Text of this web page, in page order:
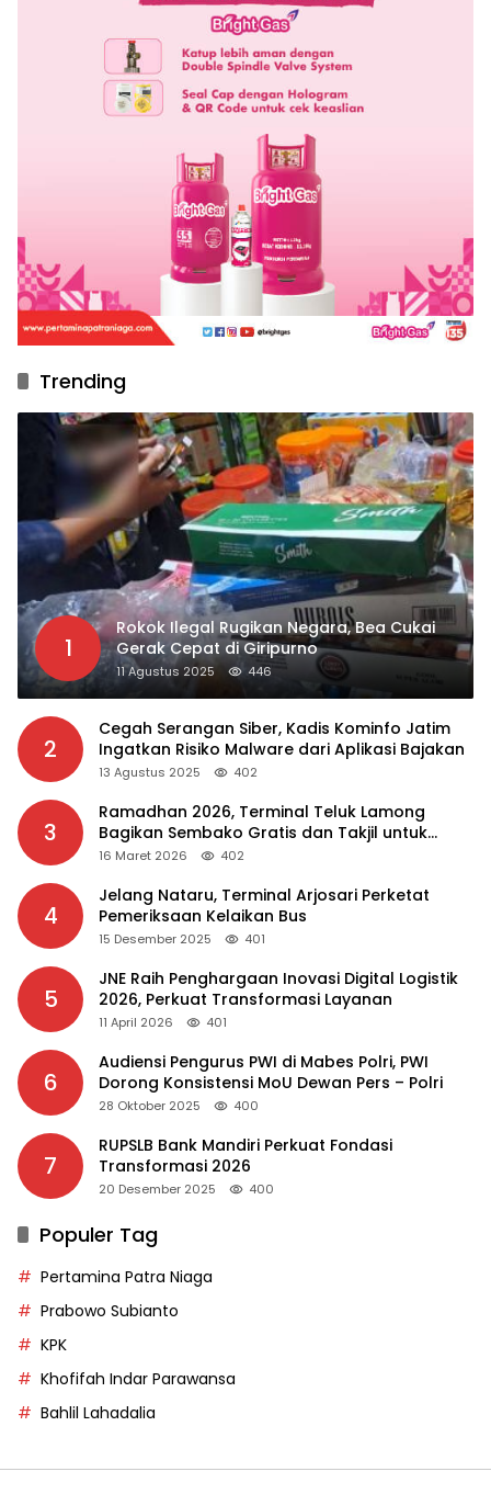
Trending
1
Rokok Ilegal Rugikan Negara, Bea Cukai
Gerak Cepat di Giripurno
11 Agustus 2025 446
2
Cegah Serangan Siber, Kadis Kominfo Jatim
Ingatkan Risiko Malware dari Aplikasi Bajakan
13 Agustus 2025 402
3
Ramadhan 2026, Terminal Teluk Lamong
Bagikan Sembako Gratis dan Takjil untuk
Masyarakat
16 Maret 2026 402
4
Jelang Nataru, Terminal Arjosari Perketat
Pemeriksaan Kelaikan Bus
15 Desember 2025 401
5
JNE Raih Penghargaan Inovasi Digital Logistik
2026, Perkuat Transformasi Layanan
11 April 2026 401
6
Audiensi Pengurus PWI di Mabes Polri, PWI
Dorong Konsistensi MoU Dewan Pers – Polri
28 Oktober 2025 400
7
RUPSLB Bank Mandiri Perkuat Fondasi
Transformasi 2026
20 Desember 2025 400
Populer Tag
Pertamina Patra Niaga
Prabowo Subianto
KPK
Khofifah Indar Parawansa
Bahlil Lahadalia